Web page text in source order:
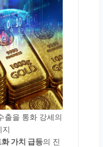
출을 통화 강세의
지
가치 급등의 진